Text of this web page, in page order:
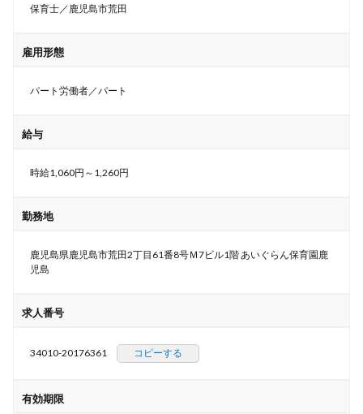
保育士／鹿児島市荒田
雇用形態
パート労働者／パート
給与
時給1,060円～1,260円
勤務地
鹿児島県鹿児島市荒田2丁目61番8号Ｍ7ビル1階 あいぐらん保育園鹿
児島
求人番号
34010-20176361 コピーする
有効期限